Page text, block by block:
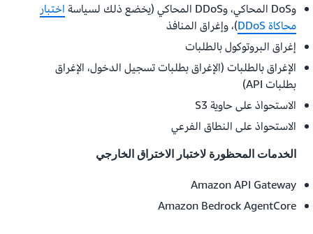
وDoS المحاكي، وDDoS المحاكي (يخضع ذلك لسياسة
اختبار
محاكاة DDoS
)، وإغراق المنافذ
إغراق البروتوكول بالطلبات
الإغراق بالطلبات (الإغراق بطلبات تسجيل الدخول، الإغراق
بطلبات API)
الاستحواذ على حاوية S3
الاستحواذ على النطاق الفرعي
الخدمات المحظورة لاختبار الاختراق الخارجي
Amazon API Gateway
Amazon Bedrock AgentCore